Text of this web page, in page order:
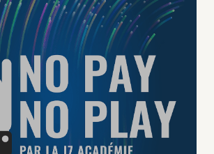
No Pay No Play